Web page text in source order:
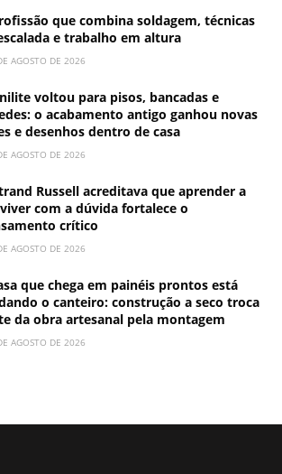
que combina soldagem, técnicas
e trabalho em altura
AGOSTO DE 2026
voltou para pisos, bancadas e
o acabamento antigo ganhou novas
e desenhos dentro de casa
AGOSTO DE 2026
Russell acreditava que aprender a
com a dúvida fortalece o
crítico
AGOSTO DE 2026
que chega em painéis prontos está
o canteiro: construção a seco troca
da obra artesanal pela montagem
AGOSTO DE 2026